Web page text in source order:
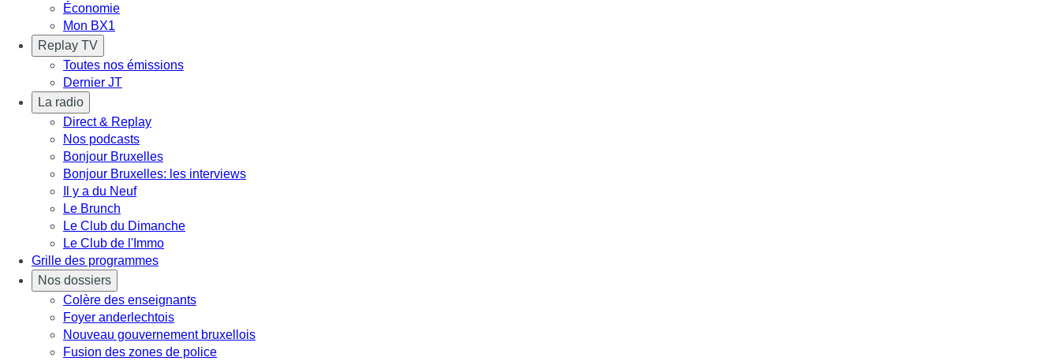
Économie
Mon BX1
Replay TV
Toutes nos émissions
Dernier JT
La radio
Direct & Replay
Nos podcasts
Bonjour Bruxelles
Bonjour Bruxelles: les interviews
Il y a du Neuf
Le Brunch
Le Club du Dimanche
Le Club de l'Immo
Grille des programmes
Nos dossiers
Colère des enseignants
Foyer anderlechtois
Nouveau gouvernement bruxellois
Fusion des zones de police